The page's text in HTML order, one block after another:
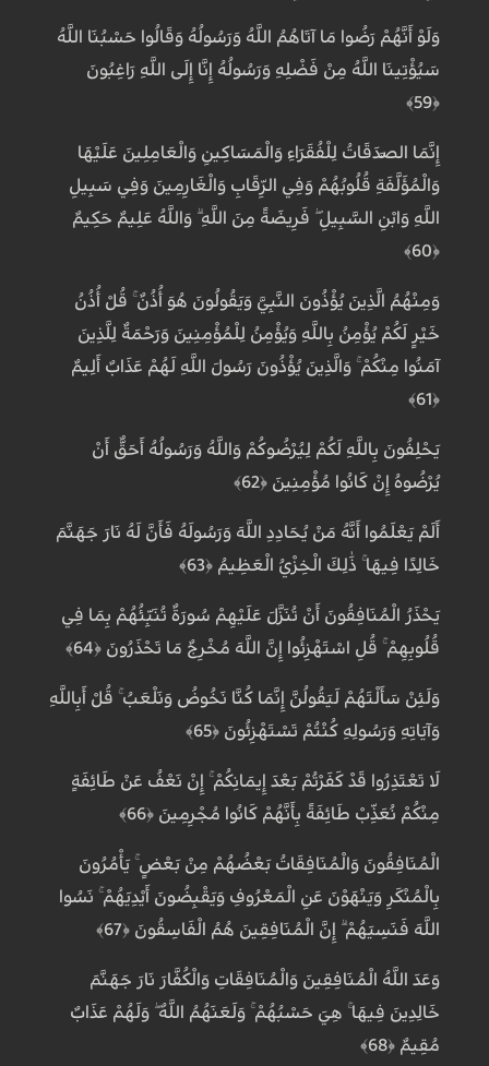
وَلَوْ أَنَّهُمْ رَضُوا مَا آتَاهُمُ اللَّهُ وَرَسُولُهُ وَقَالُوا حَسْبُنَا اللَّهُ
سَيُؤْتِينَا اللَّهُ مِنْ فَضْلِهِ وَرَسُولُهُ إِنَّا إِلَى اللَّهِ رَاغِبُونَ
﴿59﴾
إِنَّمَا الصَّدَقَاتُ لِلْفُقَرَاءِ وَالْمَسَاكِينِ وَالْعَامِلِينَ عَلَيْهَا
وَالْمُؤَلَّفَةِ قُلُوبُهُمْ وَفِي الرِّقَابِ وَالْغَارِمِينَ وَفِي سَبِيلِ
اللَّهِ وَابْنِ السَّبِيلِ ۖ فَرِيضَةً مِنَ اللَّهِ ۗ وَاللَّهُ عَلِيمٌ حَكِيمٌ
﴿60﴾
وَمِنْهُمُ الَّذِينَ يُؤْذُونَ النَّبِيَّ وَيَقُولُونَ هُوَ أُذُنٌ ۚ قُلْ أُذُنُ
خَيْرٍ لَكُمْ يُؤْمِنُ بِاللَّهِ وَيُؤْمِنُ لِلْمُؤْمِنِينَ وَرَحْمَةٌ لِلَّذِينَ
آمَنُوا مِنْكُمْ ۚ وَالَّذِينَ يُؤْذُونَ رَسُولَ اللَّهِ لَهُمْ عَذَابٌ أَلِيمٌ
﴿61﴾
يَحْلِفُونَ بِاللَّهِ لَكُمْ لِيُرْضُوكُمْ وَاللَّهُ وَرَسُولُهُ أَحَقُّ أَنْ
يُرْضُوهُ إِنْ كَانُوا مُؤْمِنِينَ ﴿62﴾
أَلَمْ يَعْلَمُوا أَنَّهُ مَنْ يُحَادِدِ اللَّهَ وَرَسُولَهُ فَأَنَّ لَهُ نَارَ جَهَنَّمَ
خَالِدًا فِيهَا ۚ ذَٰلِكَ الْخِزْيُ الْعَظِيمُ ﴿63﴾
يَحْذَرُ الْمُنَافِقُونَ أَنْ تُنَزَّلَ عَلَيْهِمْ سُورَةٌ تُنَبِّئُهُمْ بِمَا فِي
قُلُوبِهِمْ ۚ قُلِ اسْتَهْزِئُوا إِنَّ اللَّهَ مُخْرِجٌ مَا تَحْذَرُونَ ﴿64﴾
وَلَئِنْ سَأَلْتَهُمْ لَيَقُولُنَّ إِنَّمَا كُنَّا نَخُوضُ وَنَلْعَبُ ۚ قُلْ أَبِاللَّهِ
وَآيَاتِهِ وَرَسُولِهِ كُنْتُمْ تَسْتَهْزِئُونَ ﴿65﴾
لَا تَعْتَذِرُوا قَدْ كَفَرْتُمْ بَعْدَ إِيمَانِكُمْ ۚ إِنْ نَعْفُ عَنْ طَائِفَةٍ
مِنْكُمْ نُعَذِّبْ طَائِفَةً بِأَنَّهُمْ كَانُوا مُجْرِمِينَ ﴿66﴾
الْمُنَافِقُونَ وَالْمُنَافِقَاتُ بَعْضُهُمْ مِنْ بَعْضٍ ۚ يَأْمُرُونَ
بِالْمُنْكَرِ وَيَنْهَوْنَ عَنِ الْمَعْرُوفِ وَيَقْبِضُونَ أَيْدِيَهُمْ ۚ نَسُوا
اللَّهَ فَنَسِيَهُمْ ۗ إِنَّ الْمُنَافِقِينَ هُمُ الْفَاسِقُونَ ﴿67﴾
وَعَدَ اللَّهُ الْمُنَافِقِينَ وَالْمُنَافِقَاتِ وَالْكُفَّارَ نَارَ جَهَنَّمَ
خَالِدِينَ فِيهَا ۚ هِيَ حَسْبُهُمْ ۚ وَلَعَنَهُمُ اللَّهُ ۖ وَلَهُمْ عَذَابٌ
مُقِيمٌ ﴿68﴾